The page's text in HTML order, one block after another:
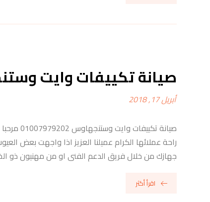
صيانة تكييفات وايت
أبريل 17, 2018
صيانة
راحة عملائها الكرام عميلنا العزيز اذا واجهت بعض
جهازك من خلال فريق الدعم الفنى او من مهنيون ذو
اقرأ أكثر